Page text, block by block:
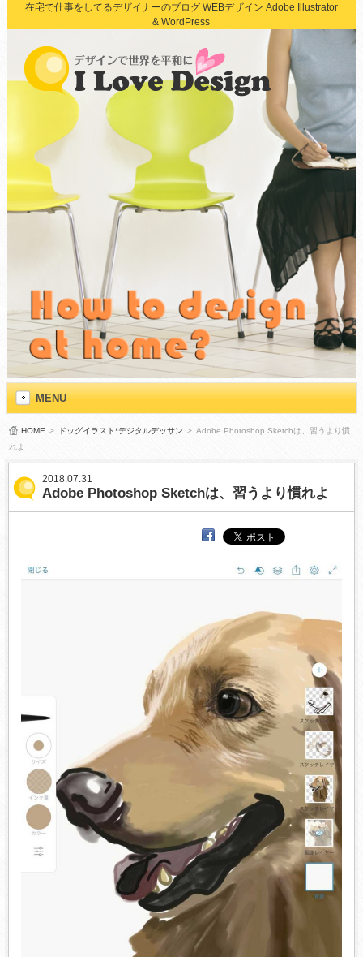
在宅で仕事をしてるデザイナーのブログ WEBデザイン Adobe Illustrator
& WordPress
MENU
HOME > ドッグイラスト*デジタルデッサン > Adobe Photoshop Sketchは、習うより慣
れよ
2018.07.31
Adobe Photoshop Sketchは、習うより慣れよ